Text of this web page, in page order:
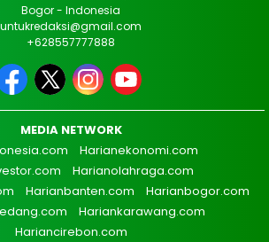
Bogor - Indonesia
untukredaksi@gmail.com
+628557777888
MEDIA NETWORK
Harianekonomi.com
Harianolahraga.com
Harianbanten.com
Harianbogor.com
Hariankarawang.com
Hariancirebon.com